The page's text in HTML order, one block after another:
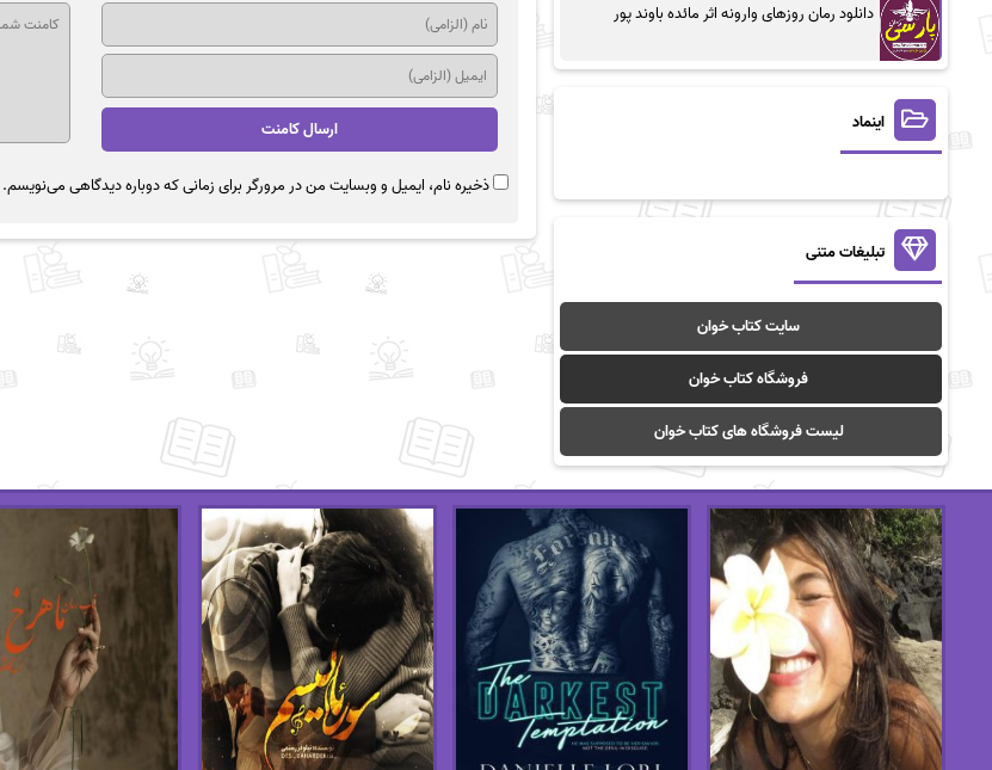
ذخیره نام، ایمیل و وبسایت من در مرورگر برای زمانی که دوباره دیدگاهی می‌نویسم.
دانلود رمان روزهای وارونه اثر مائده باوند پور
اینماد
تبلیغات متنی
سایت کتاب خوان
فروشگاه کتاب خوان
لیست فروشگاه های کتاب خوان